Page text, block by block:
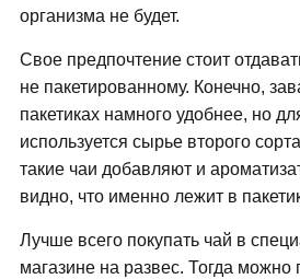
организма не будет.
Свое предпочтение стоит
не пакетированному. Конечно,
пакетиках намного удобнее, но
используется сырье второго
такие чаи добавляют и
видно, что именно лежит в
Лучше всего покупать чай в
магазине на развес. Тогда